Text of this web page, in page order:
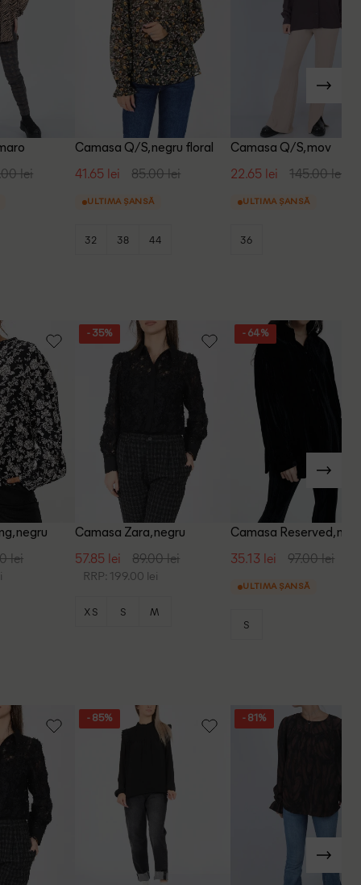
lei
Camasa Q/S, negru floral
41.65 lei 85.00 lei
ULTIMA ȘANSĂ
32 38 44
Camasa Q/S, mov
22.65 lei 145.00 lei
ULTIMA ȘANSĂ
36
negru
lei
- 35%
Camasa Zara, negru
57.85 lei 89.00 lei
RRP: 199.00 lei
XS S M
- 64%
Camasa Reserved,
35.13 lei 97.00 lei
ULTIMA ȘANSĂ
S
- 85% - 81%